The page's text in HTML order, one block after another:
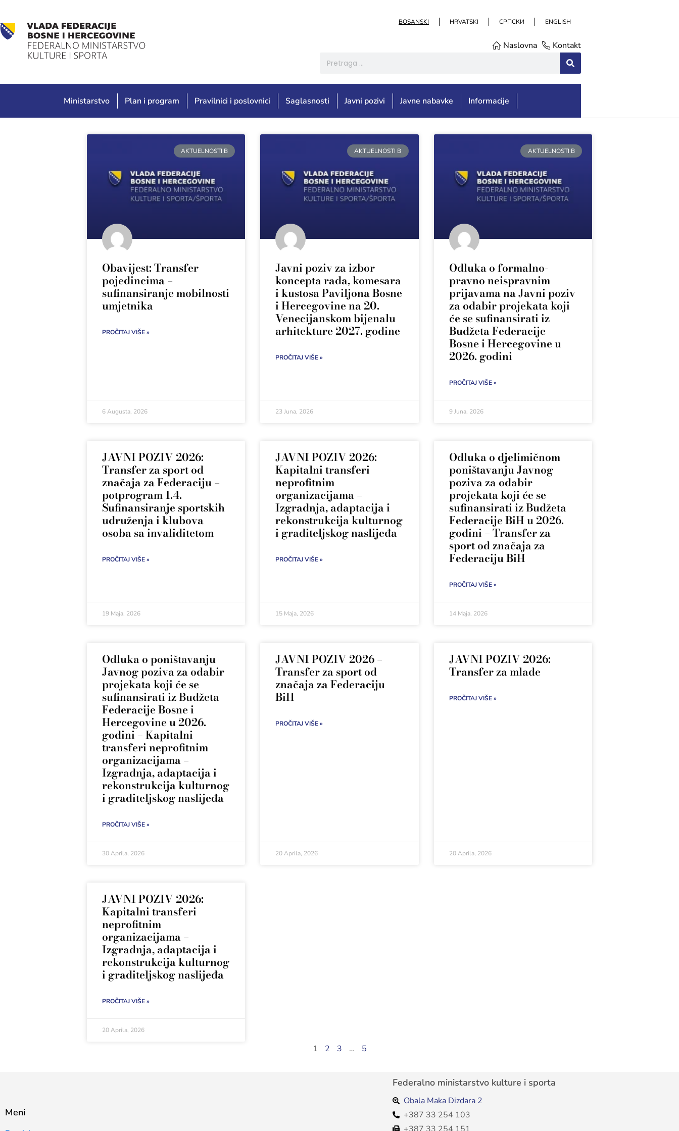
BOSANSKI HRVATSKI СРПСКИ ENGLISH
Naslovna Kontakt
Ministarstvo Plan i program Pravilnici i poslovnici Saglasnosti Javni pozivi Javne nabavke Informacije
AKTUELNOSTI B
Obavijest: Transfer
pojedincima –
sufinansiranje mobilnosti
umjetnika
PROČITAJ VIŠE »
6 Augusta, 2026
AKTUELNOSTI B
Javni poziv za izbor
koncepta rada, komesara
i kustosa Paviljona Bosne
i Hercegovine na 20.
Venecijanskom bijenalu
arhitekture 2027. godine
PROČITAJ VIŠE »
23 Juna, 2026
AKTUELNOSTI B
Odluka o formalno-
pravno neispravnim
prijavama na Javni poziv
za odabir projekata koji
će se sufinansirati iz
Budžeta Federacije
Bosne i Hercegovine u
2026. godini
PROČITAJ VIŠE »
9 Juna, 2026
JAVNI POZIV 2026:
Transfer za sport od
značaja za Federaciju –
potprogram 1.4.
Sufinansiranje sportskih
udruženja i klubova
osoba sa invaliditetom
PROČITAJ VIŠE »
19 Maja, 2026
JAVNI POZIV 2026:
Kapitalni transferi
neprofitnim
organizacijama –
Izgradnja, adaptacija i
rekonstrukcija kulturnog
i graditeljskog naslijeđa
PROČITAJ VIŠE »
15 Maja, 2026
Odluka o djelimičnom
poništavanju Javnog
poziva za odabir
projekata koji će se
sufinansirati iz Budžeta
Federacije BiH u 2026.
godini – Transfer za
sport od značaja za
Federaciju BiH
PROČITAJ VIŠE »
14 Maja, 2026
Odluka o poništavanju
Javnog poziva za odabir
projekata koji će se
sufinansirati iz Budžeta
Federacije Bosne i
Hercegovine u 2026.
godini – Kapitalni
transferi neprofitnim
organizacijama –
Izgradnja, adaptacija i
rekonstrukcija kulturnog
i graditeljskog naslijeđa
PROČITAJ VIŠE »
30 Aprila, 2026
JAVNI POZIV 2026 –
Transfer za sport od
značaja za Federaciju
BiH
PROČITAJ VIŠE »
20 Aprila, 2026
JAVNI POZIV 2026:
Transfer za mlade
PROČITAJ VIŠE »
20 Aprila, 2026
JAVNI POZIV 2026:
Kapitalni transferi
neprofitnim
organizacijama –
Izgradnja, adaptacija i
rekonstrukcija kulturnog
i graditeljskog naslijeđa
PROČITAJ VIŠE »
20 Aprila, 2026
1 2 3 … 5
Meni
Federalno ministarstvo kulture i sporta
Obala Maka Dizdara 2
+387 33 254 103